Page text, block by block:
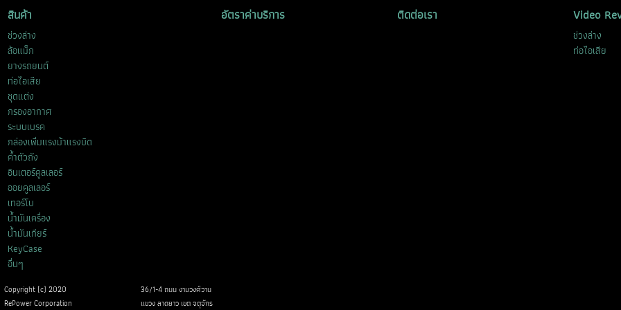
สินค้า
ช่วงล่าง
ล้อแม็ก
ยางรถยนต์
ท่อไอเสีย
ชุดแต่ง
กรองอากาศ
ระบบเบรค
กล่องเพิ่มแรงม้าแรงบิด
ค้ำตัวถัง
อินเตอร์คูลเลอร์
ออยคูลเลอร์
เทอร์โบ
น้ำมันเครื่อง
น้ำมันเกียร์
KeyCase
อื่นๆ
อัตราค่าบริการ ติดต่อเรา Video
ช่วงล่าง
ท่อไอเสีย
Copyright (c) 2020
36/1-4 ถนน งามวงศ์วาน
RePower Corporation
แขวง ลาดยาว เขต จตุจักร